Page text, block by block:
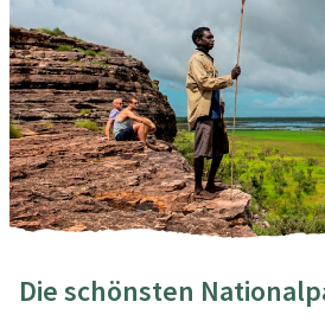
Die schönsten